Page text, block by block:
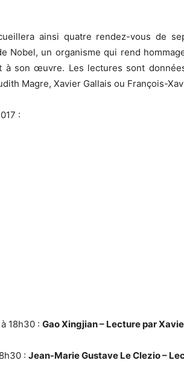
ainsi quatre rendez-vous de
Nobel, un organisme qui rend
à son œuvre. Les lectures sont
Magre, Xavier Gallais ou François-
:
18h30 : Gao Xingjian – Lecture par
: Jean-Marie Gustave Le Clezio –